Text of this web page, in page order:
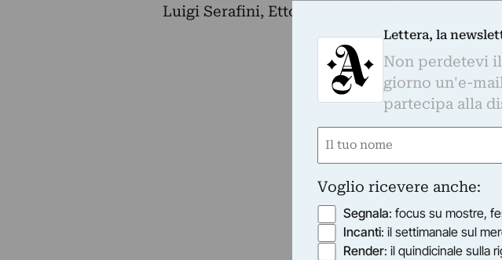
Luigi Serafini, Ettore Sottsass, Masanori Umeda
Lettera, la
Non perdetevi
giorno un'e-
partecipa alla
Nome
Voglio ricevere anche:
Segnala: focus su mostre,
Incanti: il settimanale sul
Render: il quindicinale sulla